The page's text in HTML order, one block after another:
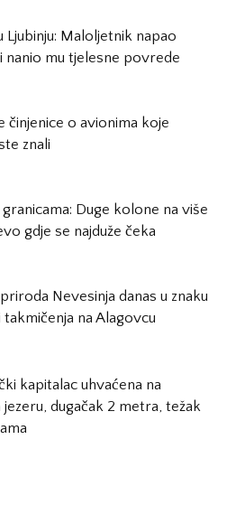
Ljubinju: Maloljetnik napao
nanio mu tjelesne povrede
činjenice o avionima koje
znali
granicama: Duge kolone na više
gdje se najduže čeka
Nevesinja danas u znaku
takmičenja na Alagovcu
kapitalac uhvaćena na
dugačak 2 metra, težak